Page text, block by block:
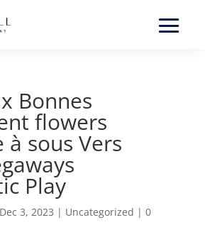
Bonnes
flowers
à sous Vers
Play
Dec 3, 2023 | Uncategorized | 0